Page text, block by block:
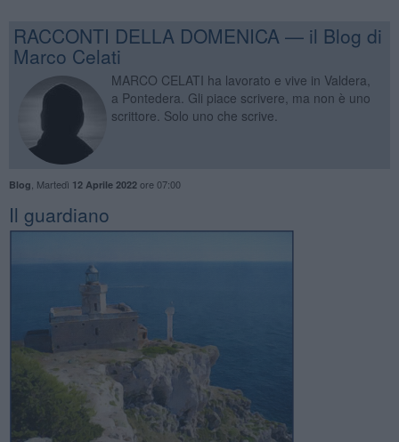
RACCONTI DELLA DOMENICA — il Blog di
Marco Celati
MARCO CELATI ha lavorato e vive in Valdera,
a Pontedera. Gli piace scrivere, ma non è uno
scrittore. Solo uno che scrive.
Blog Martedì 12 Aprile 2022ore 07:00
Il guardiano